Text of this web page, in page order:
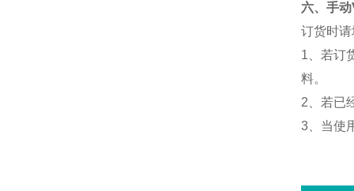
六、手动
订货时
1 、若
料。
2 、若
3 、当